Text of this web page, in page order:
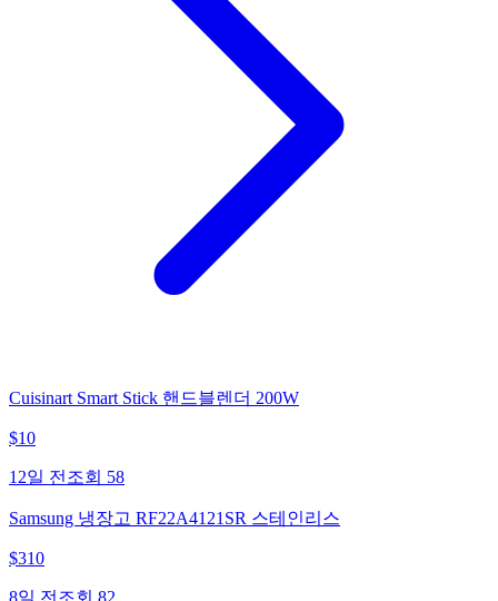
Cuisinart Smart Stick 핸드블렌더 200W
$10
12일 전 조회 58
Samsung 냉장고 RF22A4121SR 스테인리스
$310
8일 전 조회 82